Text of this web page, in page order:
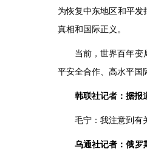
为恢复中东地区和平发
真相和国际正义。
当前，世界百年变
平安全合作、高水平国
韩联社记者：据报
毛宁：我注意到有
乌通社记者：俄罗